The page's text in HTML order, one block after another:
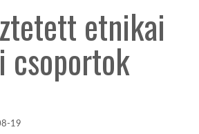
etnikai
csoportok
19